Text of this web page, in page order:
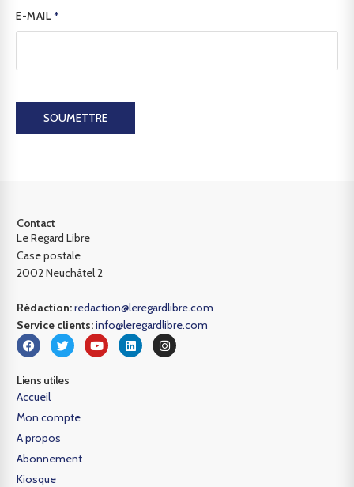
E-MAIL *
SOUMETTRE
Contact
Le Regard Libre
Case postale
2002 Neuchâtel 2
Rédaction:redaction@leregardlibre.com
Service clients:info@leregardlibre.com
Liens utiles
Accueil
Mon compte
A propos
Abonnement
Kiosque